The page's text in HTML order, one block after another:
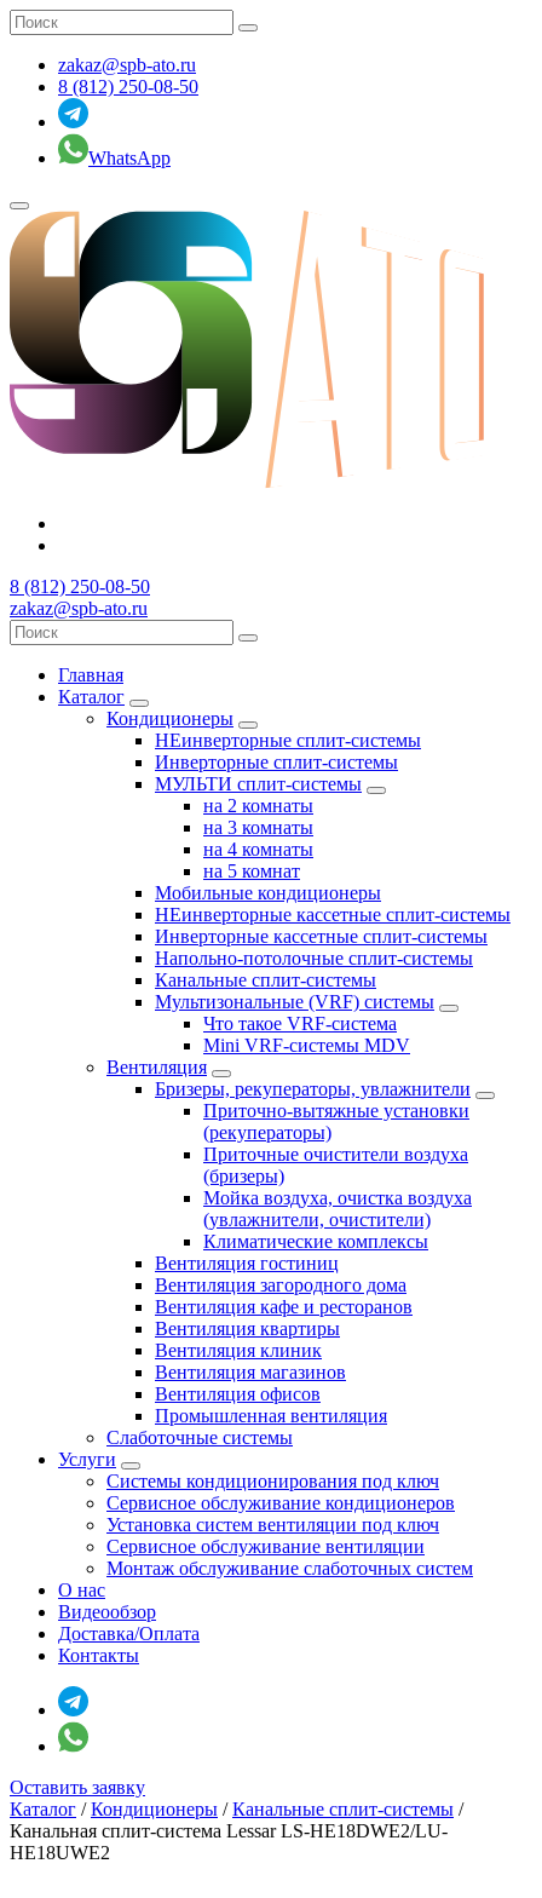
zakaz@spb-ato.ru
8 (812) 250-08-50
WhatsApp
8 (812) 250-08-50
zakaz@spb-ato.ru
Главная
Каталог
Кондиционеры
НЕинверторные сплит-системы
Инверторные сплит-системы
МУЛЬТИ сплит-системы
на 2 комнаты
на 3 комнаты
на 4 комнаты
на 5 комнат
Мобильные кондиционеры
НЕинверторные кассетные сплит-системы
Инверторные кассетные сплит-системы
Напольно-потолочные сплит-системы
Канальные сплит-системы
Мультизональные (VRF) системы
Что такое VRF-система
Mini VRF-системы MDV
Вентиляция
Бризеры, рекуператоры, увлажнители
Приточно-вытяжные установки
(рекуператоры)
Приточные очистители воздуха
(бризеры)
Мойка воздуха, очистка воздуха
(увлажнители, очистители)
Климатические комплексы
Вентиляция гостиниц
Вентиляция загородного дома
Вентиляция кафе и ресторанов
Вентиляция квартиры
Вентиляция клиник
Вентиляция магазинов
Вентиляция офисов
Промышленная вентиляция
Слаботочные системы
Услуги
Системы кондиционирования под ключ
Сервисное обслуживание кондиционеров
Установка систем вентиляции под ключ
Сервисное обслуживание вентиляции
Монтаж обслуживание слаботочных систем
О нас
Видеообзор
Доставка/Оплата
Контакты
Оставить заявку
Каталог /Кондиционеры /Канальные сплит-системы /
Канальная сплит-система Lessar LS-HE18DWE2/LU-
HE18UWE2